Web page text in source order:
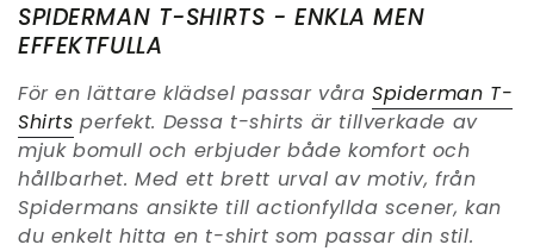
SPIDERMAN T-SHIRTS - ENKLA MEN
EFFEKTFULLA
För en lättare klädsel passar våraSpiderman T-
Shirts perfekt. Dessa t-shirts är tillverkade av
mjuk bomull och erbjuder både komfort och
hållbarhet. Med ett brett urval av motiv, från
Spidermans ansikte till actionfyllda scener, kan
du enkelt hitta en t-shirt som passar din stil.